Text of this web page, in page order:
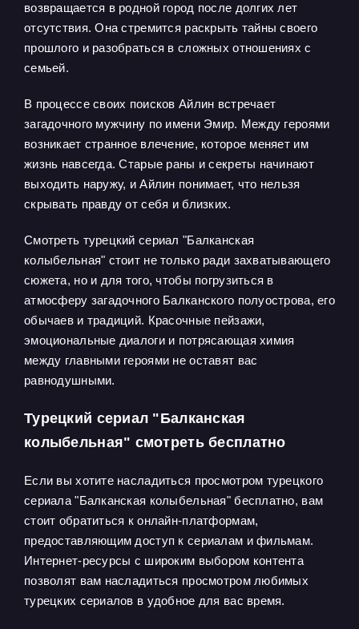
возвращается в родной город после долгих лет
отсутствия. Она стремится раскрыть тайны своего
прошлого и разобраться в сложных отношениях с
семьей.
В процессе своих поисков Айлин встречает
загадочного мужчину по имени Эмир. Между героями
возникает странное влечение, которое меняет им
жизнь навсегда. Старые раны и секреты начинают
выходить наружу, и Айлин понимает, что нельзя
скрывать правду от себя и близких.
Смотреть турецкий сериал "Балканская
колыбельная" стоит не только ради захватывающего
сюжета, но и для того, чтобы погрузиться в
атмосферу загадочного Балканского полуострова, его
обычаев и традиций. Красочные пейзажи,
эмоциональные диалоги и потрясающая химия
между главными героями не оставят вас
равнодушными.
Турецкий сериал "Балканская
колыбельная" смотреть бесплатно
Если вы хотите насладиться просмотром турецкого
сериала "Балканская колыбельная" бесплатно, вам
стоит обратиться к онлайн-платформам,
предоставляющим доступ к сериалам и фильмам.
Интернет-ресурсы с широким выбором контента
позволят вам насладиться просмотром любимых
турецких сериалов в удобное для вас время.